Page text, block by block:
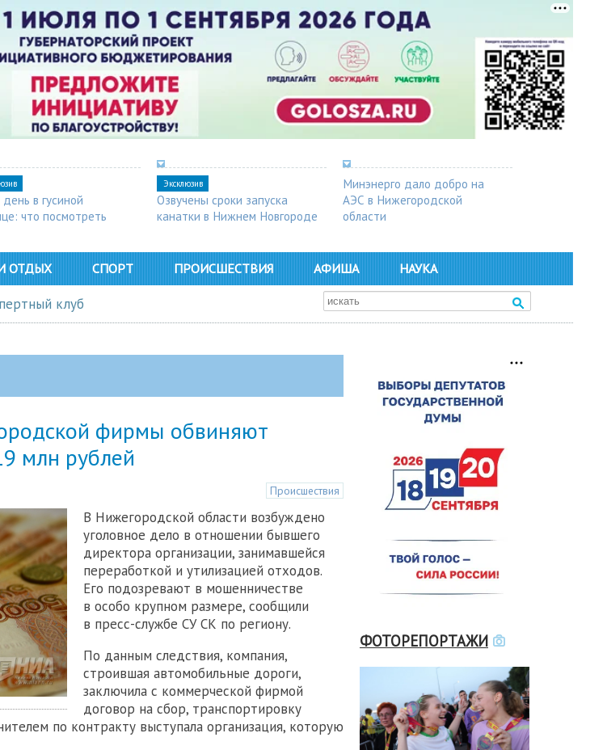
в гусиной
что посмотреть
Эксклюзив
Озвучены сроки запуска
канатки в Нижнем Новгороде
Минэнерго дало добро на
АЭС в Нижегородской
области
ОТДЫХ СПОРТ ПРОИСШЕСТВИЯ АФИША НАУКА
клуб
фирмы обвиняют
млн рублей
Происшествия
В Нижегородской области возбуждено
уголовное дело в отношении бывшего
директора организации, занимавшейся
переработкой и утилизацией отходов.
Его подозревают в мошенничестве
в особо крупном размере, сообщили
в пресс-службе СУ СК по региону.
По данным следствия, компания,
строившая автомобильные дороги,
заключила с коммерческой фирмой
договор на сбор, транспортировку
по контракту выступала организация, которую
ФОТОРЕПОРТАЖИ